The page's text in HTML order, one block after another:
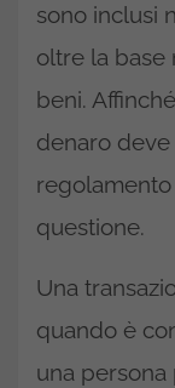
sono inclusi
oltre la base
beni.
denaro
questione.
Una
quando è
una persona